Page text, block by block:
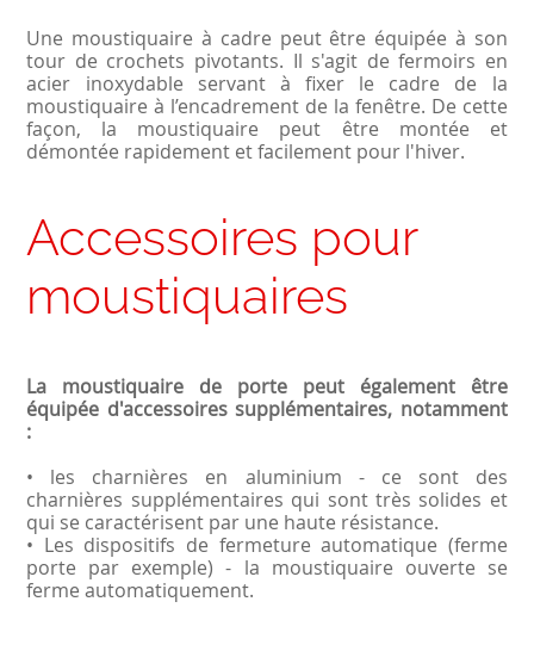
Une moustiquaire à cadre peut être équipée à son
tour de crochets pivotants. Il s'agit de fermoirs en
acier inoxydable servant à fixer le cadre de la
moustiquaire à l’encadrement de la fenêtre. De cette
façon, la moustiquaire peut être montée et
démontée rapidement et facilement pour l'hiver.
Accessoires pour
moustiquaires
La moustiquaire de porte peut également être
équipée d'accessoires supplémentaires, notamment
:
• les charnières en aluminium - ce sont des
charnières supplémentaires qui sont très solides et
qui se caractérisent par une haute résistance.
• Les dispositifs de fermeture automatique (ferme
porte par exemple) - la moustiquaire ouverte se
ferme automatiquement.